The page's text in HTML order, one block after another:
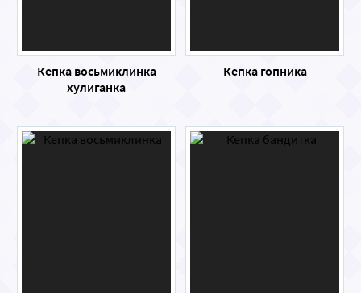
Кепка восьмиклинка
хулиганка
Кепка гопника